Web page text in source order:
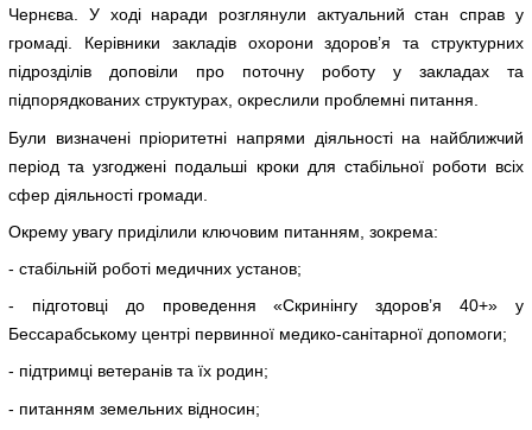
Чернєва. У ході наради розглянули актуальний стан справ у
громаді. Керівники закладів охорони здоров’я та структурних
підрозділів доповіли про поточну роботу у закладах та
підпорядкованих структурах, окреслили проблемні питання.
Були визначені пріоритетні напрями діяльності на найближчий
період та узгоджені подальші кроки для стабільної роботи всіх
сфер діяльності громади.
Окрему увагу приділили ключовим питанням, зокрема:
- стабільній роботі медичних установ;
- підготовці до проведення «Скринінгу здоров’я 40+» у
Бессарабському центрі первинної медико-санітарної допомоги;
- підтримці ветеранів та їх родин;
- питанням земельних відносин;